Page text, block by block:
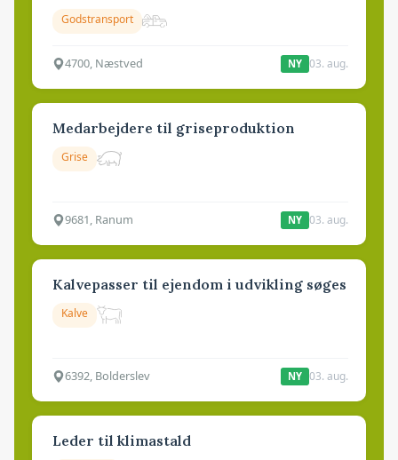
Godstransport
4700, Næstved NY 03. aug.
Medarbejdere til griseproduktion
Grise
9681, Ranum NY 03. aug.
Kalvepasser til ejendom i udvikling søges
Kalve
6392, Bolderslev NY 03. aug.
Leder til klimastald